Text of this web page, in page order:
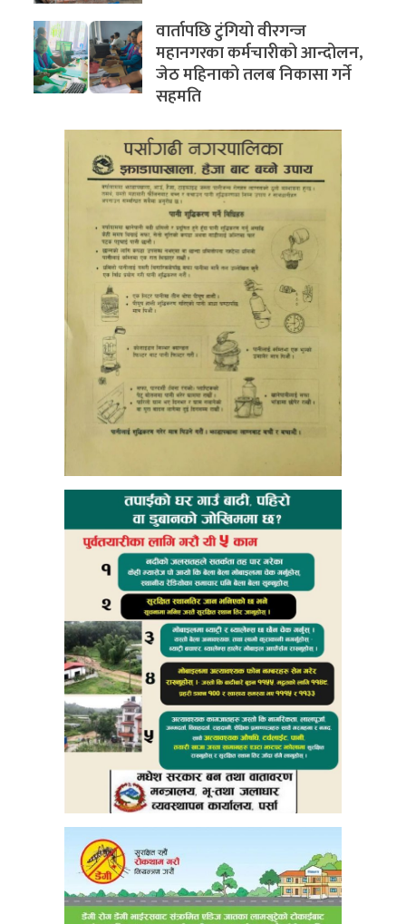
वार्तापछि टुंगियो वीरगन्ज
महानगरका कर्मचारीको आन्दोलन,
जेठ महिनाको तलब निकासा गर्ने
सहमति